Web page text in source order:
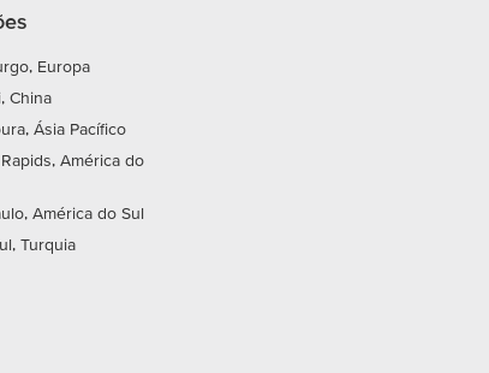
Europa
China
Ásia Pacífico
América do
América do Sul
Turquia